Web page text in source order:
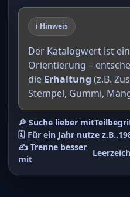
ℹ️ Hinweis
Der Katalogwert ist
Orientierung –
die Erhaltung (z.B.
Stempel, Gummi,
🔎 Suche lieber mit
🗓️ Für ein Jahr nutze z.B.
✍️ Trenne besser
mit